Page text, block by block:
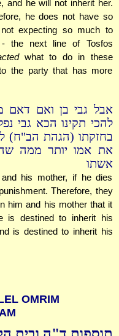
and he will not inherit her.
he does not have so
expecting so much to
- the next line of Tosfos
what to do in these
the party that has more
אבל גבי בן ואם דאם
להכי תקינו הכא גבי
בחזקתו (הגהת הב"ח)
את אמו יותר ממה
אשתו
his mother, if he dies
Therefore, they
him and his mother that it
is destined to inherit his
is destined to inherit his
OMRIM